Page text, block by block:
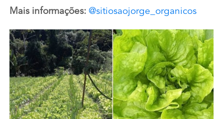
Mais informações: @sitiosaojorge_organicos